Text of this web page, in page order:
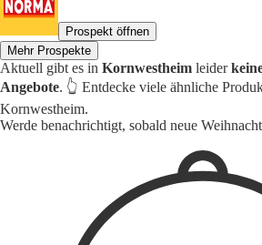
Prospekt öffnen
Mehr Prospekte
Aktuell gibt es in Kornwestheim leider
Angebote. 👆 Entdecke viele ähnliche
Kornwestheim.
Werde benachrichtigt, sobald neue